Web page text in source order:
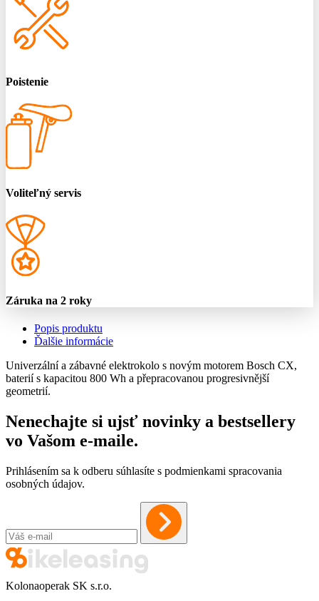
Poistenie
Voliteľný servis
Záruka na 2 roky
Popis produktu
Ďalšie informácie
Univerzální a zábavné elektrokolo s novým motorem Bosch CX,
baterií s kapacitou 800 Wh a přepracovanou progresivnější
geometrií.
Nenechajte si ujsť novinky a bestsellery
vo Vašom e-maile.
Prihlásením sa k odberu súhlasíte s podmienkami spracovania
osobných údajov.
Kolonaoperak SK s.r.o.